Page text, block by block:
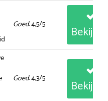
Goed: 4,5/5
Goed: 4,3/5